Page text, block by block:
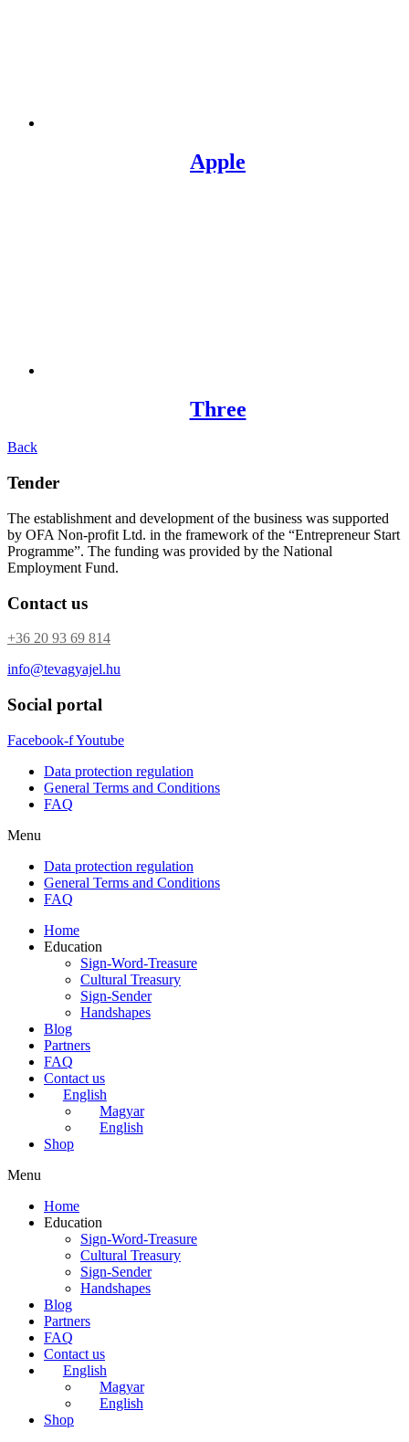
Apple
Three
Back
Tender
The establishment and development of the business was supported
by OFA Non-profit Ltd. in the framework of the “Entrepreneur Start
Programme”. The funding was provided by the National
Employment Fund.
Contact us
+36 20 93 69 814
info@tevagyajel.hu
Social portal
Facebook-fYoutube
Data protection regulation
General Terms and Conditions
FAQ
Menu
Data protection regulation
General Terms and Conditions
FAQ
Home
Education
Sign-Word-Treasure
Cultural Treasury
Sign-Sender
Handshapes
Blog
Partners
FAQ
Contact us
English
Magyar
English
Shop
Menu
Home
Education
Sign-Word-Treasure
Cultural Treasury
Sign-Sender
Handshapes
Blog
Partners
FAQ
Contact us
English
Magyar
English
Shop